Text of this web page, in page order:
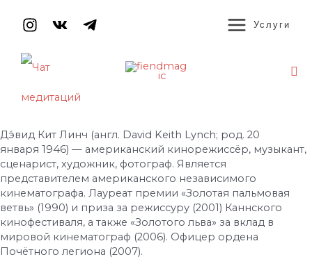
содержимому
Услуги
Дэ́вид Кит Линч (англ. David Keith Lynch; род. 20
января 1946) — американский кинорежиссёр, музыкант,
сценарист, художник, фотограф. Является
представителем американского независимого
кинематографа. Лауреат премии «Золотая пальмовая
ветвь» (1990) и приза за режиссуру (2001) Каннского
кинофестиваля, а также «Золотого льва» за вклад в
мировой кинематограф (2006). Офицер ордена
Почётного легиона (2007).
Навигация
записям